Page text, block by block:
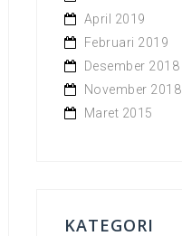
April 2019
Februari 2019
Desember 2018
November 2018
Maret 2015
KATEGORI